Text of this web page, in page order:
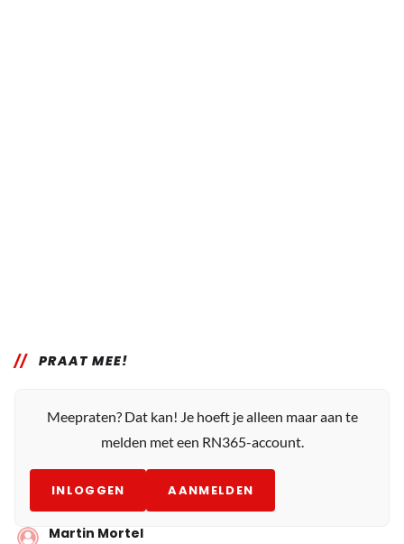
PRAAT MEE!
Meepraten? Dat kan! Je hoeft je alleen maar aan te
melden met een RN365-account.
INLOGGEN AANMELDEN
Martin Mortel